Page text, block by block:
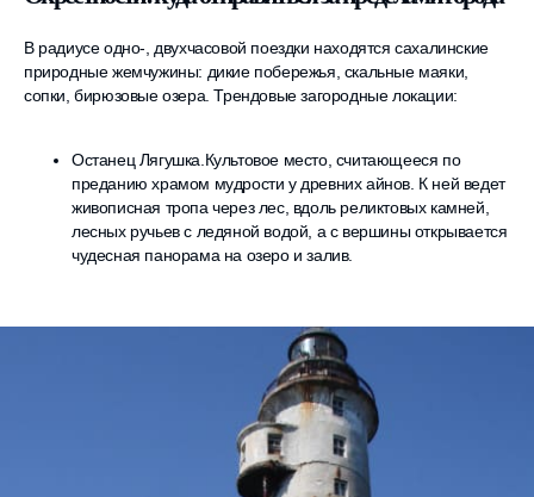
В радиусе одно-, двухчасовой поездки находятся сахалинские
природные жемчужины: дикие побережья, скальные маяки,
сопки, бирюзовые озера. Трендовые загородные локации:
Останец Лягушка.Культовое место, считающееся по
преданию храмом мудрости у древних айнов. К ней ведет
живописная тропа через лес, вдоль реликтовых камней,
лесных ручьев с ледяной водой, а с вершины открывается
чудесная панорама на озеро и залив.